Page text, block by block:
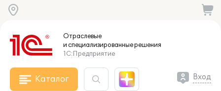
Отраслевые
и специализированныерешения
1С:Предприятие
Каталог Вход